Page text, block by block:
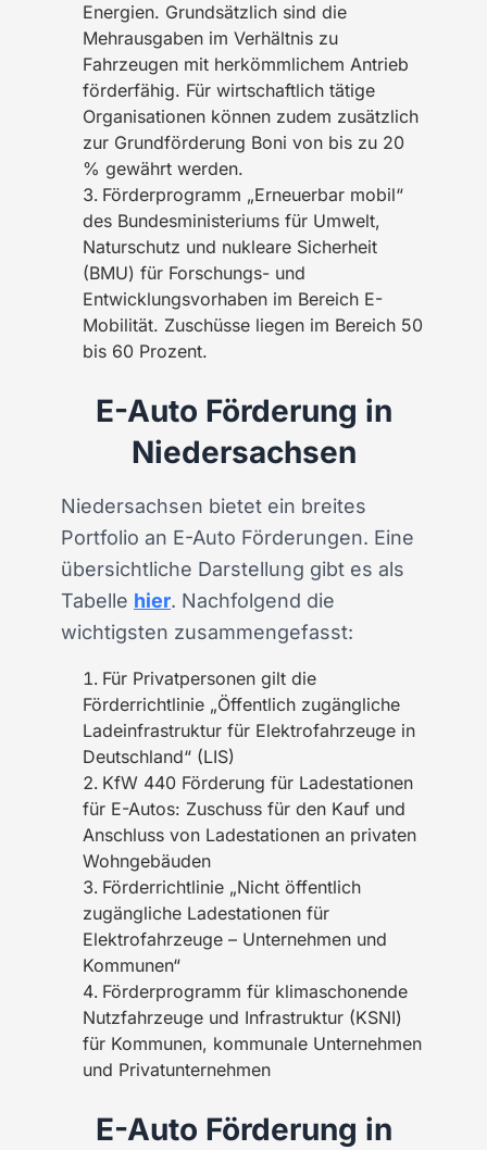
Energien. Grundsätzlich sind die
Mehrausgaben im Verhältnis zu
Fahrzeugen mit herkömmlichem Antrieb
förderfähig. Für wirtschaftlich tätige
Organisationen können zudem zusätzlich
zur Grundförderung Boni von bis zu 20
% gewährt werden.
Förderprogramm „Erneuerbar mobil“
des Bundesministeriums für Umwelt,
Naturschutz und nukleare Sicherheit
(BMU) für Forschungs- und
Entwicklungsvorhaben im Bereich E-
Mobilität. Zuschüsse liegen im Bereich 50
bis 60 Prozent.
E-Auto Förderung in
Niedersachsen
Niedersachsen bietet ein breites
Portfolio an E-Auto Förderungen. Eine
übersichtliche Darstellung gibt es als
Tabelle hier. Nachfolgend die
wichtigsten zusammengefasst:
Für Privatpersonen gilt die
Förderrichtlinie „Öffentlich zugängliche
Ladeinfrastruktur für Elektrofahrzeuge in
Deutschland“ (LIS)
KfW 440 Förderung für Ladestationen
für E-Autos: Zuschuss für den Kauf und
Anschluss von Ladestationen an privaten
Wohngebäuden
Förderrichtlinie „Nicht öffentlich
zugängliche Ladestationen für
Elektrofahrzeuge – Unternehmen und
Kommunen“
Förderprogramm für klimaschonende
Nutzfahrzeuge und Infrastruktur (KSNI)
für Kommunen, kommunale Unternehmen
und Privatunternehmen
E-Auto Förderung in